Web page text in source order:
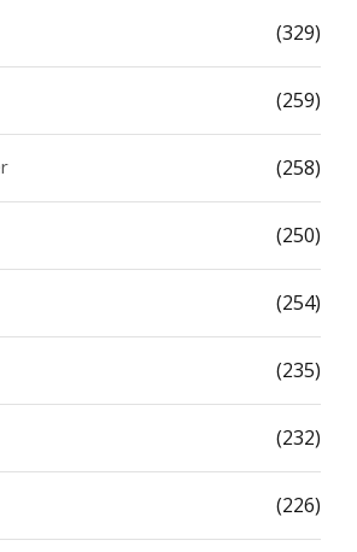
(329)
(259)
(258)
(250)
(254)
(235)
(232)
(226)